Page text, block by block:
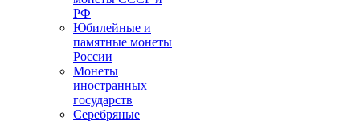
РФ
Юбилейные и
памятные монеты
России
Монеты
иностранных
государств
Серебряные